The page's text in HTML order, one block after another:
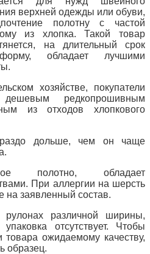
верхней одежды или обуви,
полотну с частой
из хлопка. Такой товар
на длительный срок
обладает лучшими
хозяйстве, покупатели
редкопрошивным
из отходов хлопкового
дольше, чем он чаще
полотно, обладает
При аллергии на шерсть
на заявленный состав.
рулонах различной ширины,
отсутствует. Чтобы
товара ожидаемому качеству,
образец.